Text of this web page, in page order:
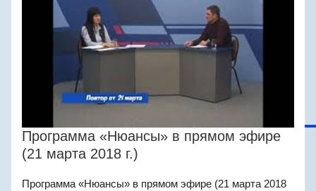
Программа «Нюансы» в прямом эфире
(21 марта 2018 г.)
Программа «Нюансы» в прямом эфире (21 марта 2018